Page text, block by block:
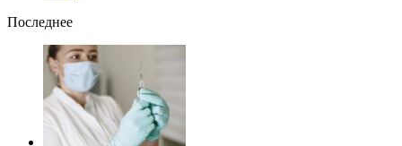
Последнее